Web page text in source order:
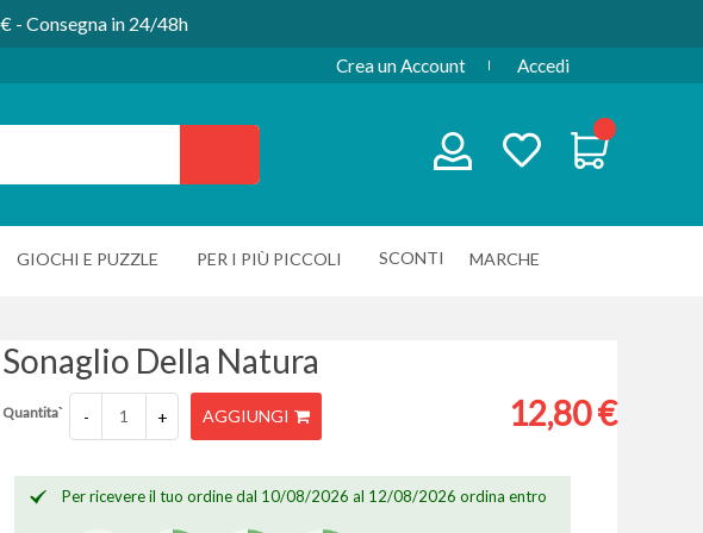
- Consegna in 24/48h
Crea un Account Accedi
GIOCHI E PUZZLE PER I PIÙ PICCOLI SCONTI MARCHE
Sonaglio Della Natura
Quantita` - + AGGIUNGI 12,80 €
Per ricevere il tuo ordine dal 10/08/2026 al 12/08/2026 ordina entro